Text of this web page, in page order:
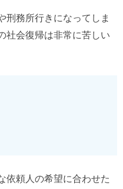
刑務所行きになってしま
社会復帰は非常に苦しい
依頼人の希望に合わせた